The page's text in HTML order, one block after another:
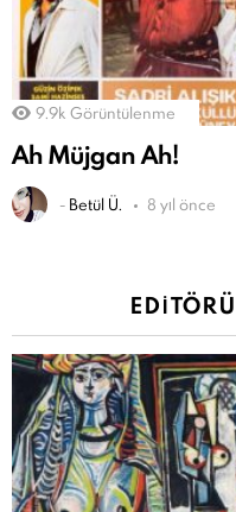
9.9k Görüntülenme
Ah Müjgan Ah!
- Betül Ü. 8 yıl önce